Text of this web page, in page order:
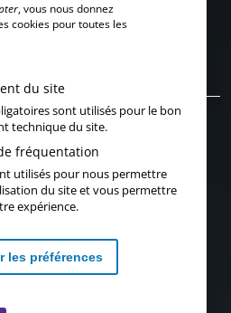
, vous nous donnez
cookies pour toutes les
du site
sont utilisés pour le bon
technique du site.
fréquentation
utilisés pour nous permettre
du site et vous permettre
expérience.
les préférences